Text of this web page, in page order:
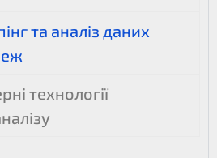
та аналіз даних
технології